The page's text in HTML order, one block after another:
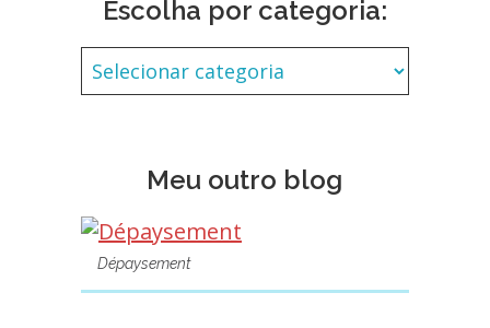
Escolha por categoria:
Meu outro blog
Dépaysement